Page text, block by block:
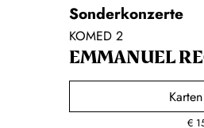
Sonderkonzerte
KOMED 2
EMMANUEL
Karten
€